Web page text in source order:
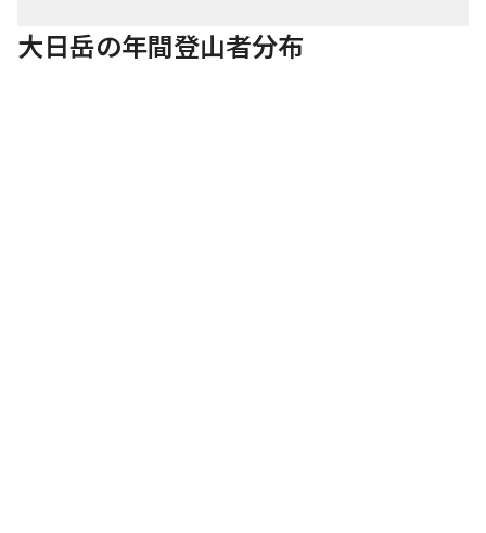
大日岳の年間登山者分布